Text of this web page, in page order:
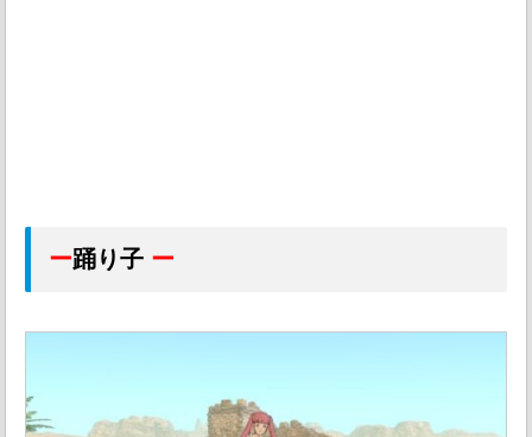
ー踊り子 ー